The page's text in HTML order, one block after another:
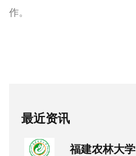
作。
最近资讯
福建农林大学